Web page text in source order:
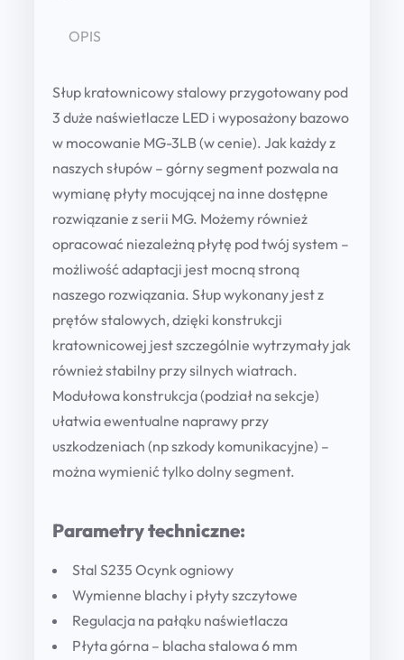
-
OPIS
Słup kratownicowy stalowy przygotowany pod
3 duże naświetlacze LED i wyposażony bazowo
w mocowanie MG-3LB (w cenie). Jak każdy z
naszych słupów – górny segment pozwala na
wymianę płyty mocującej na inne dostępne
rozwiązanie z serii MG. Możemy również
opracować niezależną płytę pod twój system –
możliwość adaptacji jest mocną stroną
naszego rozwiązania. Słup wykonany jest z
prętów stalowych, dzięki konstrukcji
kratownicowej jest szczególnie wytrzymały jak
również stabilny przy silnych wiatrach.
Modułowa konstrukcja (podział na sekcje)
ułatwia ewentualne naprawy przy
uszkodzeniach (np szkody komunikacyjne) –
można wymienić tylko dolny segment.
Parametry techniczne:
Stal S235 Ocynk ogniowy
Wymienne blachy i płyty szczytowe
Regulacja na pałąku naświetlacza
Płyta górna – blacha stalowa 6 mm